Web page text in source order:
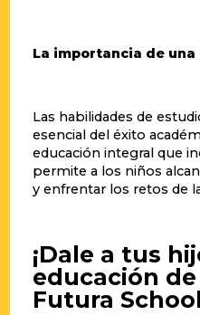
La importancia de
Las habilidades de
esencial del éxito
educación integral que
permite a los niños
y enfrentar los retos de
¡Dale a tus
educación
Futura